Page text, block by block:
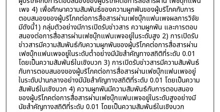
เพจ 4) เพื่อศึกษาความสัมพันธ์ของความผูกพันของผู้บริโภคกับการ
ตอบสนองของผู้บริโภคต่อการสื่อสารผ่านเฟซบุ๊กแฟนเพจผลการวิจัย
มีดังนี้1) กลุ่มตัวอย่างมีการเปิดรับข่าวสาร ความผูกพัน และการตอบ
สนองต่อการสื่อสารผ่านเฟซบุ๊กแฟนเพจอยู่ในระดับสูง 2) การเปิดรับ
ข่าวสารมีความสัมพันธ์กับความผูกพันของผู้บริโภคต่อการสื่อสารผ่าน
เฟซบุ๊กแฟนเพจอยู่ในระดับต่ำอย่างมีนัยสำคัญทางสถิติที่ระดับ 0.01
โดยเป็นความสัมพันธ์ในเชิงบวก 3) การเปิดรับข่าวสารมีความสัมพันธ์
กับการตอบสนองของผู้บริโภคต่อการสื่อสารผ่านเฟซบุ๊กแฟนเพจอยู่
ในระดับปานกลางอย่างมีนัยสำคัญทางสถิติที่ระดับ 0.01 โดยเป็นความ
สัมพันธ์ในเชิงบวก 4) ความผูกพันมีความสัมพันธ์กับการตอบสนอง
ของผู้บริโภคต่อการสื่อสารผ่านเฟซบุ๊กแฟนเพจอยู่ในระดับสูงอย่างมี
นัยสำคัญทางสถิติที่ระดับ 0.01 โดยเป็นความสัมพันธ์ในเชิงบวก